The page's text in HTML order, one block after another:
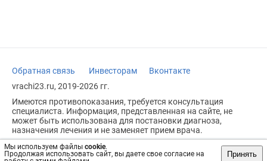
Мы используем файлы cookie.
Продолжая использовать сайт, вы даете свое согласие на
Принять
Обратная связь Инвесторам
Вконтакте
vrachi23.ru, 2019-2026 гг.
Имеются противопоказания, требуется консультация
специалиста. Информация, представленная на сайте, не
может быть использована для постановки диагноза,
назначения лечения и не заменяет прием врача.
Возрастное ограничение: 18+